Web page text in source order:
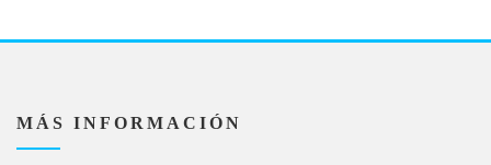
MÁS INFORMACIÓN